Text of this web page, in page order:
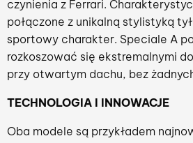
czynienia z Ferrari.
połączone z unikalną stylistyką
sportowy charakter. Speciale A
rozkoszować się ekstremalnymi
przy otwartym dachu, bez
TECHNOLOGIA I INNOWACJE
Oba modele są przykładem